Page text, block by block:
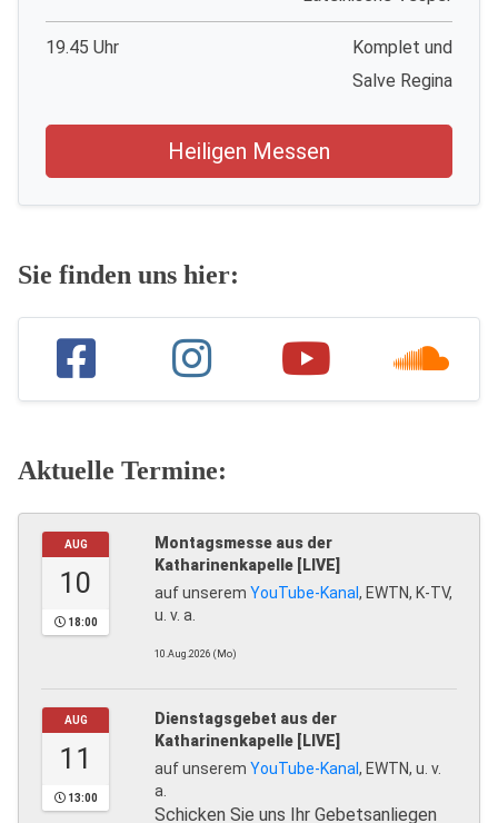
19.45 Uhr
Komplet und
Salve Regina
Heiligen Messen
Sie finden uns hier:
Aktuelle Termine:
AUG
10
18:00
Montagsmesse aus der
Katharinenkapelle [LIVE]
auf unserem YouTube-Kanal, EWTN, K-TV,
u. v. a.
10.Aug.2026 (Mo)
AUG
11
13:00
Dienstagsgebet aus der
Katharinenkapelle [LIVE]
auf unserem YouTube-Kanal, EWTN, u. v.
a.
Schicken Sie uns Ihr Gebetsanliegen